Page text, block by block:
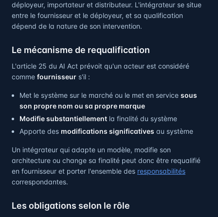
déployeur, importateur et distributeur. L'intégrateur se situe
entre le fournisseur et le déployeur, et sa qualification
dépend de la nature de son intervention.
Le mécanisme de requalification
L'article 25 du AI Act prévoit qu'un acteur est considéré
comme fournisseur s'il :
Met le système sur le marché ou le met en service sous
son propre nom ou sa propre marque
Modifie substantiellement la finalité du système
Apporte des modifications significatives au système
Un intégrateur qui adapte un modèle, modifie son
architecture ou change sa finalité peut donc être requalifié
en fournisseur et porter l'ensemble des responsabilités
correspondantes.
Les obligations selon le rôle